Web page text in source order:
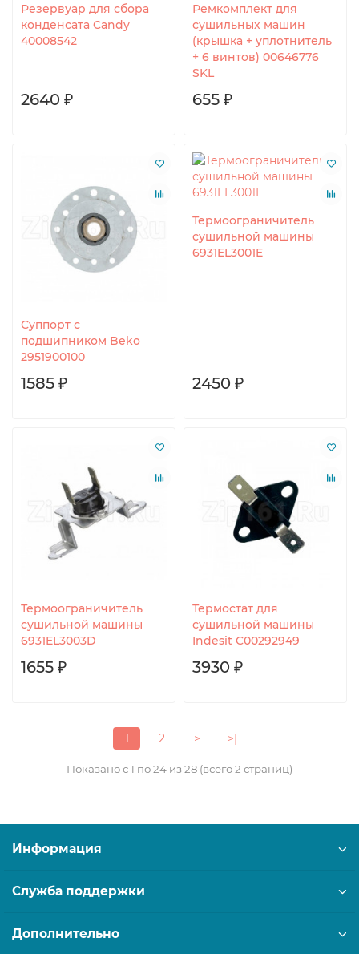
Резервуар для сбора
конденсата Candy
40008542
2640 ₽
Ремкомплект для
сушильных машин
(крышка + уплотнитель
+ 6 винтов) 00646776
SKL
655 ₽
Суппорт с
подшипником Beko
2951900100
1585 ₽
Термоограничитель
сушильной машины
6931EL3001E
2450 ₽
Термоограничитель
сушильной машины
6931EL3003D
1655 ₽
Термостат для
сушильной машины
Indesit C00292949
3930 ₽
1 2 > >|
Показано с 1 по 24 из 28 (всего 2 страниц)
Информация
Служба поддержки
Дополнительно